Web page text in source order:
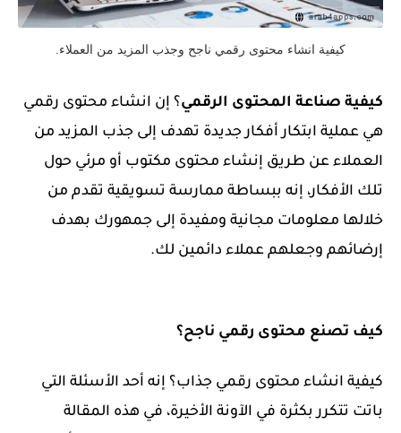
كيفية انشاء محتوى رقمي ناجح وجذب المزيد من العملاء.
كيفية صناعة المحتوى الرقمي؟ إن انشاء محتوى رقمي
هي عملية ابتكار أفكار جديدة تهدف إلى جذب المزيد من
العملاء عن طريق إنشاء محتوى مكتوب أو مرئي حول
تلك الأفكار، إنه ببساطة ممارسة تسويقية تقدم من
خلالها معلومات مجانية ومفيدة إلى جمهورك بهدف
إرضائهم وجعلهم عملاء دائمين لك.
كيف تصنع محتوى رقمي ناجح؟
كيفية انشاء محتوى رقمي جذاب؟ إنه أحد الأسئلة التي
باتت تتكرر بكثرة في الآونة الأخيرة، في هذه المقالة